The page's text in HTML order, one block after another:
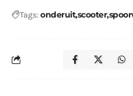
Tags:onderuitscooter